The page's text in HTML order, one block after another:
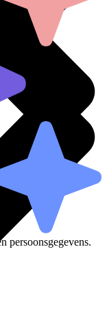
persoonsgegevens.